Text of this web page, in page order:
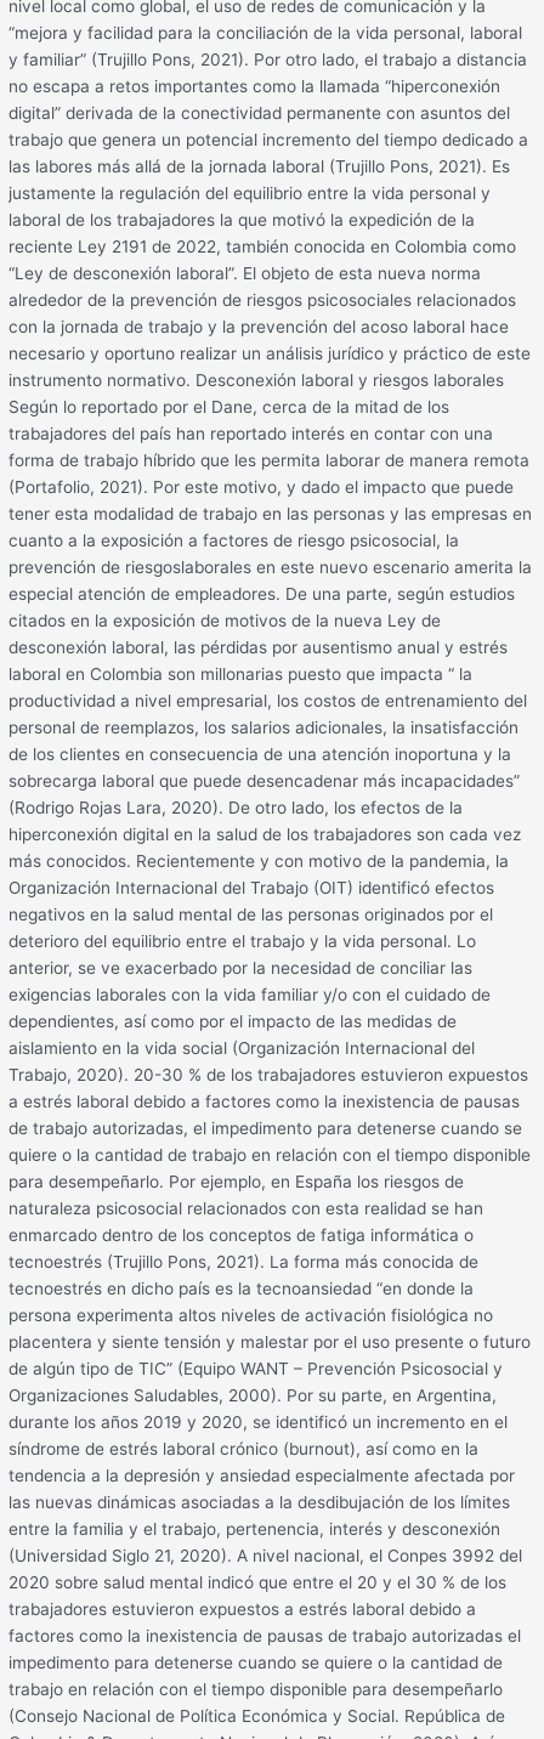
nivel local como global, el uso de redes de comunicación y la
“mejora y facilidad para la conciliación de la vida personal, laboral
y familiar” (Trujillo Pons, 2021). Por otro lado, el trabajo a distancia
no escapa a retos importantes como la llamada “hiperconexión
digital” derivada de la conectividad permanente con asuntos del
trabajo que genera un potencial incremento del tiempo dedicado a
las labores más allá de la jornada laboral (Trujillo Pons, 2021). Es
justamente la regulación del equilibrio entre la vida personal y
laboral de los trabajadores la que motivó la expedición de la
reciente Ley 2191 de 2022, también conocida en Colombia como
“Ley de desconexión laboral”. El objeto de esta nueva norma
alrededor de la prevención de riesgos psicosociales relacionados
con la jornada de trabajo y la prevención del acoso laboral hace
necesario y oportuno realizar un análisis jurídico y práctico de este
instrumento normativo. Desconexión laboral y riesgos laborales
Según lo reportado por el Dane, cerca de la mitad de los
trabajadores del país han reportado interés en contar con una
forma de trabajo híbrido que les permita laborar de manera remota
(Portafolio, 2021). Por este motivo, y dado el impacto que puede
tener esta modalidad de trabajo en las personas y las empresas en
cuanto a la exposición a factores de riesgo psicosocial, la
prevención de riesgoslaborales en este nuevo escenario amerita la
especial atención de empleadores. De una parte, según estudios
citados en la exposición de motivos de la nueva Ley de
desconexión laboral, las pérdidas por ausentismo anual y estrés
laboral en Colombia son millonarias puesto que impacta “ la
productividad a nivel empresarial, los costos de entrenamiento del
personal de reemplazos, los salarios adicionales, la insatisfacción
de los clientes en consecuencia de una atención inoportuna y la
sobrecarga laboral que puede desencadenar más incapacidades”
(Rodrigo Rojas Lara, 2020). De otro lado, los efectos de la
hiperconexión digital en la salud de los trabajadores son cada vez
más conocidos. Recientemente y con motivo de la pandemia, la
Organización Internacional del Trabajo (OIT) identificó efectos
negativos en la salud mental de las personas originados por el
deterioro del equilibrio entre el trabajo y la vida personal. Lo
anterior, se ve exacerbado por la necesidad de conciliar las
exigencias laborales con la vida familiar y/o con el cuidado de
dependientes, así como por el impacto de las medidas de
aislamiento en la vida social (Organización Internacional del
Trabajo, 2020). 20-30 % de los trabajadores estuvieron expuestos
a estrés laboral debido a factores como la inexistencia de pausas
de trabajo autorizadas, el impedimento para detenerse cuando se
quiere o la cantidad de trabajo en relación con el tiempo disponible
para desempeñarlo. Por ejemplo, en España los riesgos de
naturaleza psicosocial relacionados con esta realidad se han
enmarcado dentro de los conceptos de fatiga informática o
tecnoestrés (Trujillo Pons, 2021). La forma más conocida de
tecnoestrés en dicho país es la tecnoansiedad “en donde la
persona experimenta altos niveles de activación fisiológica no
placentera y siente tensión y malestar por el uso presente o futuro
de algún tipo de TIC” (Equipo WANT – Prevención Psicosocial y
Organizaciones Saludables, 2000). Por su parte, en Argentina,
durante los años 2019 y 2020, se identificó un incremento en el
síndrome de estrés laboral crónico (burnout), así como en la
tendencia a la depresión y ansiedad especialmente afectada por
las nuevas dinámicas asociadas a la desdibujación de los límites
entre la familia y el trabajo, pertenencia, interés y desconexión
(Universidad Siglo 21, 2020). A nivel nacional, el Conpes 3992 del
2020 sobre salud mental indicó que entre el 20 y el 30 % de los
trabajadores estuvieron expuestos a estrés laboral debido a
factores como la inexistencia de pausas de trabajo autorizadas el
impedimento para detenerse cuando se quiere o la cantidad de
trabajo en relación con el tiempo disponible para desempeñarlo
(Consejo Nacional de Política Económica y Social. República de